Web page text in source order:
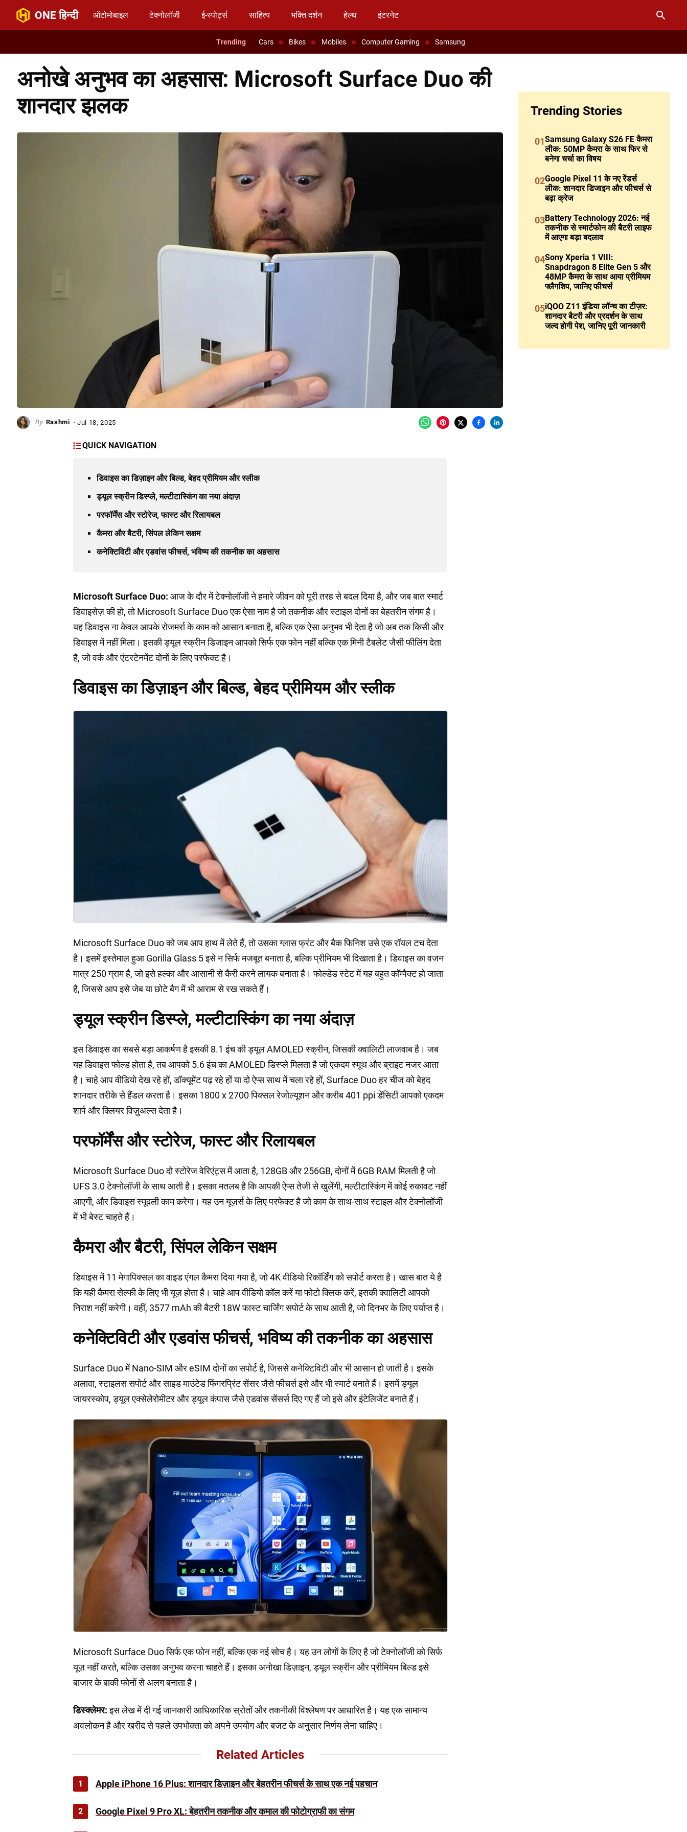
ONE हिन्दी ऑटोमोबाइल टेक्नोलॉजी ई-स्पोर्ट्स साहित्य भक्ति दर्शन हेल्थ इंटरनेट
Cars Bikes Mobiles Computer Gaming Samsung
अनोखे अनुभव का अहसास: Microsoft Surface Duo की
शानदार झलक
Rashmi Jul 18, 2025
QUICK NAVIGATION
डिवाइस का डिज़ाइन और बिल्ड, बेहद प्रीमियम और स्लीक
ड्यूल स्क्रीन डिस्प्ले, मल्टीटास्किंग का नया अंदाज़
परफॉर्मेंस और स्टोरेज, फास्ट और रिलायबल
कैमरा और बैटरी, सिंपल लेकिन सक्षम
कनेक्टिविटी और एडवांस फीचर्स, भविष्य की तकनीक का अहसास
Microsoft Surface Duo: आज के दौर में टेक्नोलॉजी ने हमारे जीवन को पूरी तरह से बदल दिया है, और जब बात स्मार्ट
डिवाइसेज़ की हो, तो Microsoft Surface Duo एक ऐसा नाम है जो तकनीक और स्टाइल दोनों का बेहतरीन संगम है।
यह डिवाइस ना केवल आपके रोजमर्रा के काम को आसान बनाता है, बल्कि एक ऐसा अनुभव भी देता है जो अब तक किसी और
डिवाइस में नहीं मिला। इसकी ड्यूल स्क्रीन डिजाइन आपको सिर्फ एक फोन नहीं बल्कि एक मिनी टैबलेट जैसी फीलिंग देता
है, जो वर्क और एंटरटेनमेंट दोनों के लिए परफेक्ट है।
डिवाइस का डिज़ाइन और बिल्ड, बेहद प्रीमियम और स्लीक
Microsoft Surface Duo को जब आप हाथ में लेते हैं, तो उसका ग्लास फ्रंट और बैक फिनिश उसे एक रॉयल टच देता
है। इसमें इस्तेमाल हुआ Gorilla Glass 5 इसे न सिर्फ मजबूत बनाता है, बल्कि प्रीमियम भी दिखाता है। डिवाइस का वजन
मात्र 250 ग्राम है, जो इसे हल्का और आसानी से कैरी करने लायक बनाता है। फोल्डेड स्टेट में यह बहुत कॉम्पैक्ट हो जाता
है, जिससे आप इसे जेब या छोटे बैग में भी आराम से रख सकते हैं।
ड्यूल स्क्रीन डिस्प्ले, मल्टीटास्किंग का नया अंदाज़
इस डिवाइस का सबसे बड़ा आकर्षण है इसकी 8.1 इंच की ड्यूल AMOLED स्क्रीन, जिसकी क्वालिटी लाजवाब है। जब
यह डिवाइस फोल्ड होता है, तब आपको 5.6 इंच का AMOLED डिस्प्ले मिलता है जो एकदम स्मूथ और ब्राइट नजर आता
है। चाहे आप वीडियो देख रहे हों, डॉक्यूमेंट पढ़ रहे हों या दो ऐप्स साथ में चला रहे हों, Surface Duo हर चीज को बेहद
शानदार तरीके से हैंडल करता है। इसका 1800 x 2700 पिक्सल रेजोल्यूशन और करीब 401 ppi डेंसिटी आपको एकदम
शार्प और क्लियर विज़ुअल्स देता है।
परफॉर्मेंस और स्टोरेज, फास्ट और रिलायबल
Microsoft Surface Duo दो स्टोरेज वेरिएंट्स में आता है, 128GB और 256GB, दोनों में 6GB RAM मिलती है जो
UFS 3.0 टेक्नोलॉजी के साथ आती है। इसका मतलब है कि आपकी ऐप्स तेजी से खुलेंगी, मल्टीटास्किंग में कोई रुकावट नहीं
आएगी, और डिवाइस स्मूदली काम करेगा। यह उन यूज़र्स के लिए परफेक्ट है जो काम के साथ-साथ स्टाइल और टेक्नोलॉजी
में भी बेस्ट चाहते हैं।
कैमरा और बैटरी, सिंपल लेकिन सक्षम
डिवाइस में 11 मेगापिक्सल का वाइड एंगल कैमरा दिया गया है, जो 4K वीडियो रिकॉर्डिंग को सपोर्ट करता है। खास बात ये है
कि यही कैमरा सेल्फी के लिए भी यूज़ होता है। चाहे आप वीडियो कॉल करें या फोटो क्लिक करें, इसकी क्वालिटी आपको
निराश नहीं करेगी। वहीं, 3577 mAh की बैटरी 18W फास्ट चार्जिंग सपोर्ट के साथ आती है, जो दिनभर के लिए पर्याप्त है।
कनेक्टिविटी और एडवांस फीचर्स, भविष्य की तकनीक का अहसास
Surface Duo में Nano-SIM और eSIM दोनों का सपोर्ट है, जिससे कनेक्टिविटी और भी आसान हो जाती है। इसके
अलावा, स्टाइलस सपोर्ट और साइड माउंटेड फिंगरप्रिंट सेंसर जैसे फीचर्स इसे और भी स्मार्ट बनाते हैं। इसमें ड्यूल
जायरस्कोप, ड्यूल एक्सेलेरोमीटर और ड्यूल कंपास जैसे एडवांस सेंसर्स दिए गए हैं जो इसे और इंटेलिजेंट बनाते हैं।
Microsoft Surface Duo सिर्फ एक फोन नहीं, बल्कि एक नई सोच है। यह उन लोगों के लिए है जो टेक्नोलॉजी को सिर्फ
यूज़ नहीं करते, बल्कि उसका अनुभव करना चाहते हैं। इसका अनोखा डिज़ाइन, ड्यूल स्क्रीन और प्रीमियम बिल्ड इसे
बाजार के बाकी फोनों से अलग बनाता है।
डिस्क्लेमर:इस लेख में दी गई जानकारी आधिकारिक स्रोतों और तकनीकी विश्लेषण पर आधारित है। यह एक सामान्य
अवलोकन है और खरीद से पहले उपभोक्ता को अपने उपयोग और बजट के अनुसार निर्णय लेना चाहिए।
Related Articles
1 Apple iPhone 16 Plus: शानदार डिज़ाइन और बेहतरीन फीचर्स के साथ एक नई पहचान
2 Google Pixel 9 Pro XL: बेहतरीन तकनीक और कमाल की फोटोग्राफी का संगम
Trending Stories
01Samsung Galaxy S26 FE कैमरा
लीक: 50MP कैमरा के साथ फिर से
बनेगा चर्चा का विषय
02Google Pixel 11 के नए रेंडर्स
लीक: शानदार डिजाइन और फीचर्स से
बढ़ा क्रेज
03Battery Technology 2026: नई
तकनीक से स्मार्टफोन की बैटरी लाइफ
में आएगा बड़ा बदलाव
04Sony Xperia 1 VIII:
Snapdragon 8 Elite Gen 5 और
48MP कैमरा के साथ आया प्रीमियम
फ्लैगशिप, जानिए फीचर्स
05iQOO Z11 इंडिया लॉन्च का टीज़र:
शानदार बैटरी और प्रदर्शन के साथ
जल्द होगी पेश, जानिए पूरी जानकारी